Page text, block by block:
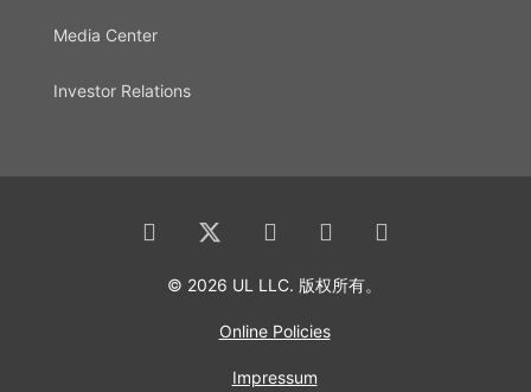
Media Center
Investor Relations
© 2026 UL LLC. 版权所有。
Online Policies
Impressum